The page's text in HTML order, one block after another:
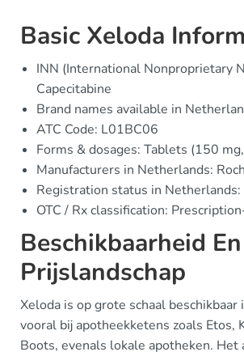
Basic Xeloda
INN (International Nonproprietary
Capecitabine
Brand names available in
ATC Code: L01BC06
Forms & dosages: Tablets (150
Manufacturers in Netherlands:
Registration status in
OTC / Rx classification:
Beschikbaarheid En
Prijslandschap
Xeloda is op grote schaal beschikbaar
vooral bij apotheekketens zoals Etos,
Boots, evenals lokale apotheken.